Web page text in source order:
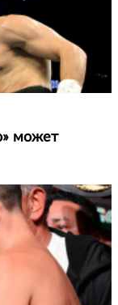
может